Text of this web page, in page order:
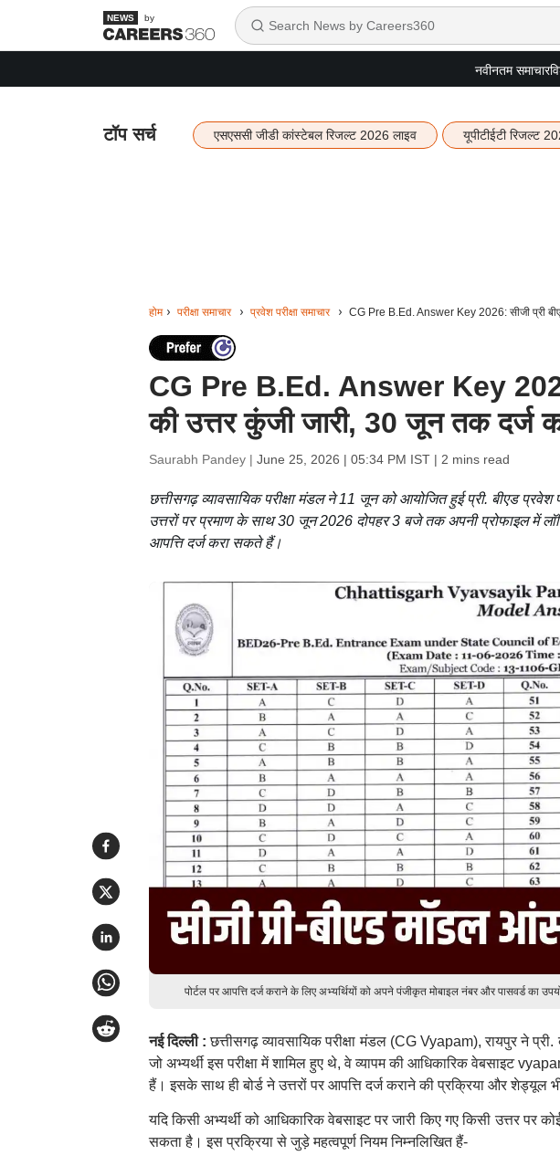
by
नवीनतम समाचार
टॉप सर्च एसएससी जीडी कांस्टेबल रिजल्ट 2026 लाइव यूपीटीईटी रिजल्ट
होम परीक्षा समाचार प्रवेश परीक्षा समाचार CG Pre B.Ed. Answer Key 2026: सीजी प्री
CG Pre B.Ed. Answer Key 2026:
की उत्तर कुंजी जारी, 30 जून तक दर्ज
Saurabh Pandey | June 25, 2026 | 05:34 PM IST| 2 mins read
छत्तीसगढ़ व्यावसायिक परीक्षा मंडल ने 11 जून को आयोजित हुई प्री. बीएड प्रवेश
उत्तरों पर प्रमाण के साथ 30 जून 2026 दोपहर 3 बजे तक अपनी प्रोफाइल में
आपत्ति दर्ज करा सकते हैं।
पोर्टल पर आपत्ति दर्ज कराने के लिए अभ्यर्थियों को अपने पंजीकृत मोबाइल नंबर और पासवर्ड का
नई दिल्ली : छत्तीसगढ़ व्यावसायिक परीक्षा मंडल (CG Vyapam), रायपुर ने प्री.
जो अभ्यर्थी इस परीक्षा में शामिल हुए थे, वे व्यापम की आधिकारिक वेबसाइट
हैं। इसके साथ ही बोर्ड ने उत्तरों पर आपत्ति दर्ज कराने की प्रक्रिया और शेड्यूल
यदि किसी अभ्यर्थी को आधिकारिक वेबसाइट पर जारी किए गए किसी उत्तर पर
सकता है। इस प्रक्रिया से जुड़े महत्वपूर्ण नियम निम्नलिखित हैं-